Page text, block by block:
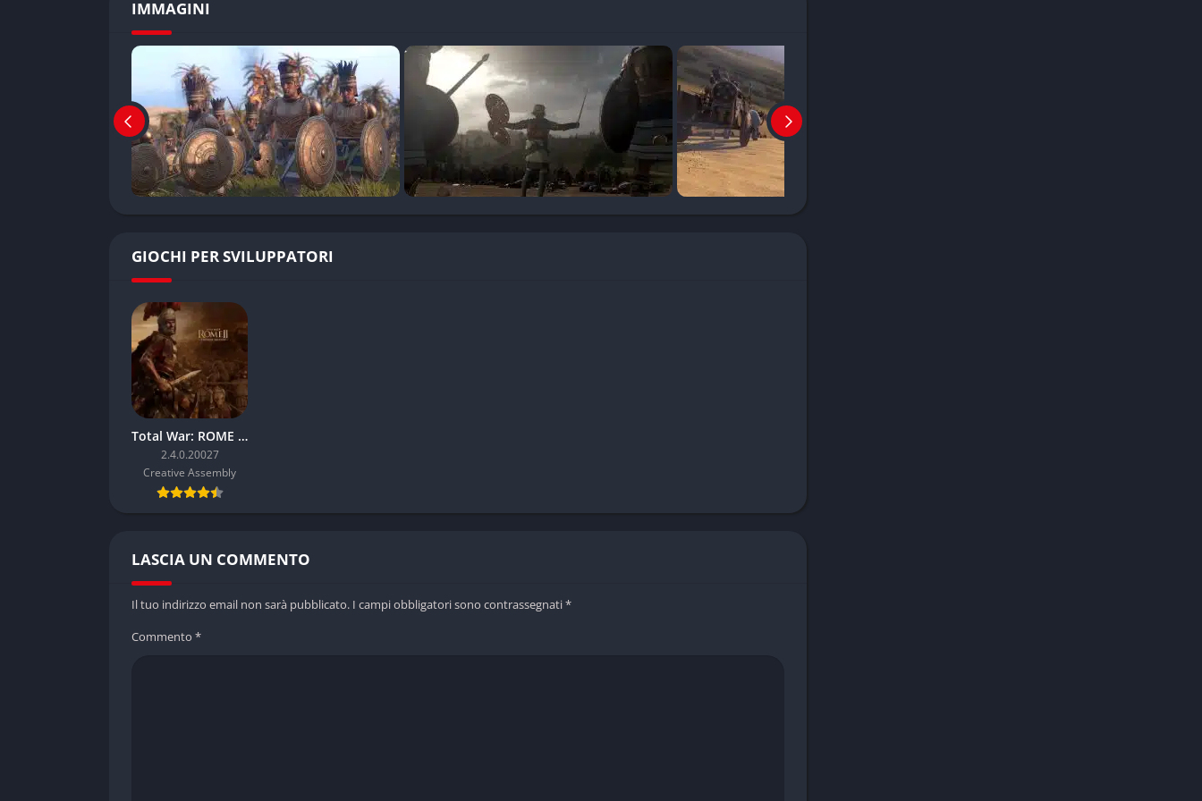
IMMAGINI
GIOCHI PER SVILUPPATORI
Total War: ROME II – Emperor Edition
2.4.0.20027
Creative Assembly
LASCIA UN COMMENTO
Il tuo indirizzo email non sarà pubblicato. I campi obbligatori sono contrassegnati*
Commento *